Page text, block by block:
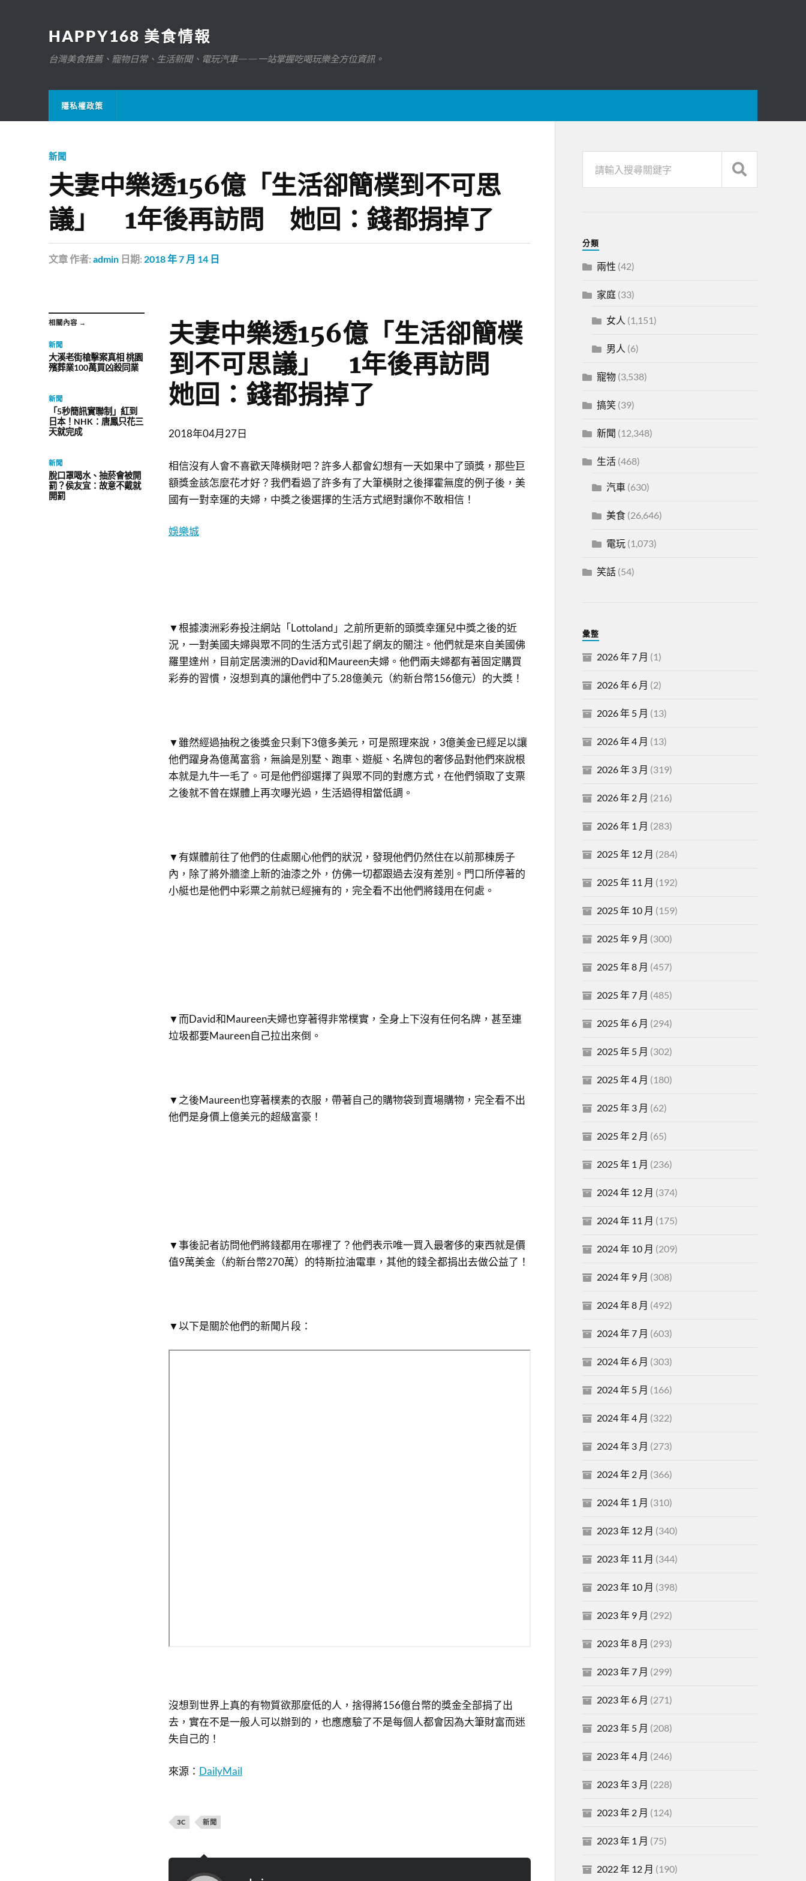
HAPPY168 美食情報
台灣美食推薦、寵物日常、生活新聞、電玩汽車——一站掌握吃喝玩樂全方位資訊。
隱私權政策
新聞
夫妻中樂透156億「生活卻簡樸到不可思
議」 1年後再訪問 她回：錢都捐掉了
文章作者: admin 日期: 2018 年 7 月 14 日
相關內容 →
新聞
大溪老街槍擊案真相 桃園
殯葬業100萬買凶殺同業
新聞
「5秒簡訊實聯制」紅到
日本！NHK：唐鳳只花三
天就完成
新聞
脫口罩喝水、抽菸會被開
罰？侯友宜：故意不戴就
開罰
夫妻中樂透156億「生活卻簡樸
到不可思議」 1年後再訪問
她回：錢都捐掉了
2018年04月27日
相信沒有人會不喜歡天降橫財吧？許多人都會幻想有一天如果中了頭獎，那些巨
額獎金該怎麼花才好？我們看過了許多有了大筆橫財之後揮霍無度的例子後，美
國有一對幸運的夫婦，中獎之後選擇的生活方式絕對讓你不敢相信！
娛樂城
▼根據澳洲彩券投注網站「Lottoland」之前所更新的頭獎幸運兒中獎之後的近
況，一對美國夫婦與眾不同的生活方式引起了網友的關注。他們就是來自美國佛
羅里達州，目前定居澳洲的David和Maureen夫婦。他們兩夫婦都有著固定購買
彩券的習慣，沒想到真的讓他們中了5.28億美元（約新台幣156億元）的大獎！
▼雖然經過抽稅之後獎金只剩下3億多美元，可是照理來說，3億美金已經足以讓
他們躍身為億萬富翁，無論是別墅、跑車、遊艇、名牌包的奢侈品對他們來說根
本就是九牛一毛了。可是他們卻選擇了與眾不同的對應方式，在他們領取了支票
之後就不曾在媒體上再次曝光過，生活過得相當低調。
▼有媒體前往了他們的住處關心他們的狀況，發現他們仍然住在以前那棟房子
內，除了將外牆塗上新的油漆之外，仿佛一切都跟過去沒有差別。門口所停著的
小艇也是他們中彩票之前就已經擁有的，完全看不出他們將錢用在何處。
▼而David和Maureen夫婦也穿著得非常樸實，全身上下沒有任何名牌，甚至連
垃圾都要Maureen自己拉出來倒。
▼之後Maureen也穿著樸素的衣服，帶著自己的購物袋到賣場購物，完全看不出
他們是身價上億美元的超級富豪！
▼事後記者訪問他們將錢都用在哪裡了？他們表示唯一買入最奢侈的東西就是價
值9萬美金（約新台幣270萬）的特斯拉油電車，其他的錢全都捐出去做公益了！
▼以下是關於他們的新聞片段：
沒想到世界上真的有物質欲那麼低的人，捨得將156億台幣的獎金全部捐了出
去，實在不是一般人可以辦到的，也應應驗了不是每個人都會因為大筆財富而迷
失自己的！
來源： DailyMail
3C 新聞
分類
兩性 (42)
家庭(33)
女人 (1,151)
男人 (6)
寵物(3,538)
搞笑(39)
新聞 (12,348)
生活(468)
汽車(630)
美食(26,646)
電玩(1,073)
笑話(54)
彙整
2026 年 7 月 (1)
2026 年 6 月 (2)
2026 年 5 月 (13)
2026 年 4 月 (13)
2026 年 3 月 (319)
2026 年 2 月 (216)
2026 年 1 月 (283)
2025 年 12 月 (284)
2025 年 11 月 (192)
2025 年 10 月 (159)
2025 年 9 月 (300)
2025 年 8 月 (457)
2025 年 7 月 (485)
2025 年 6 月 (294)
2025 年 5 月 (302)
2025 年 4 月 (180)
2025 年 3 月 (62)
2025 年 2 月 (65)
2025 年 1 月 (236)
2024 年 12 月 (374)
2024 年 11 月 (175)
2024 年 10 月 (209)
2024 年 9 月 (308)
2024 年 8 月 (492)
2024 年 7 月 (603)
2024 年 6 月 (303)
2024 年 5 月 (166)
2024 年 4 月 (322)
2024 年 3 月 (273)
2024 年 2 月 (366)
2024 年 1 月 (310)
2023 年 12 月 (340)
2023 年 11 月 (344)
2023 年 10 月 (398)
2023 年 9 月 (292)
2023 年 8 月 (293)
2023 年 7 月 (299)
2023 年 6 月 (271)
2023 年 5 月 (208)
2023 年 4 月 (246)
2023 年 3 月 (228)
2023 年 2 月 (124)
2023 年 1 月 (75)
2022 年 12 月 (190)